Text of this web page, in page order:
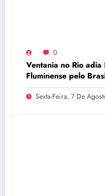
0
Ventania no Rio
Fluminense pelo
Sexta-Feira, 7 De